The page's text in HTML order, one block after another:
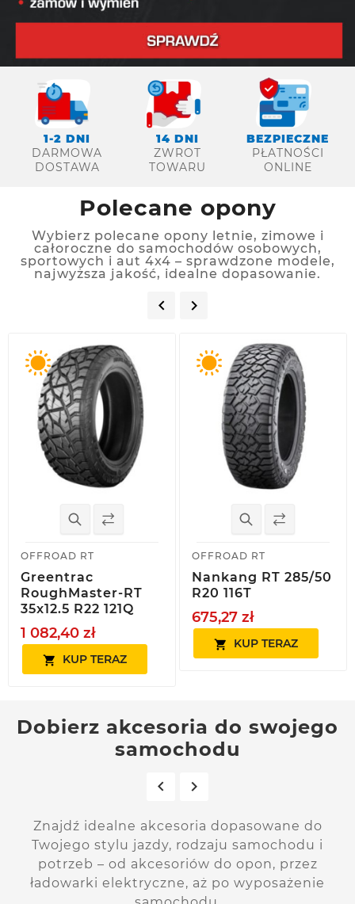
1-2 DNI
DARMOWA
DOSTAWA
14 DNI
ZWROT
TOWARU
BEZPIECZNE
PŁATNOŚCI
ONLINE
Polecane opony
Wybierz polecane opony letnie, zimowe i
całoroczne do samochodów osobowych,
sportowych i aut 4x4 – sprawdzone modele,
najwyższa jakość, idealne dopasowanie.
 
OFFROAD RT
Greentrac
RoughMaster-RT
35x12.5 R22 121Q
1 082,40 zł
 KUP TERAZ
OFFROAD RT
Nankang RT 285/50
R20 116T
675,27 zł
 KUP TERAZ
Dobierz akcesoria do swojego
samochodu
 
Znajdź idealne akcesoria dopasowane do
Twojego stylu jazdy, rodzaju samochodu i
potrzeb – od akcesoriów do opon, przez
ładowarki elektryczne, aż po wyposażenie